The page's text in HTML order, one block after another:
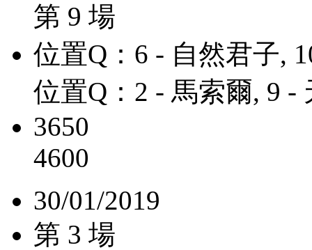
第 9 場
位置Q：6 - 自然君子,
位置Q：2 - 馬索爾, 9 -
3650
4600
30/01/2019
第 3 場